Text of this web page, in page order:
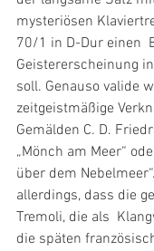
mysteriösen
70/1 in D-Dur einen
Geistererscheinung
soll. Genauso valide
zeitgeistmäßige
Gemälden C. D.
„Mönch am Meer“
über dem
allerdings, dass die
Tremoli, die als
die späten